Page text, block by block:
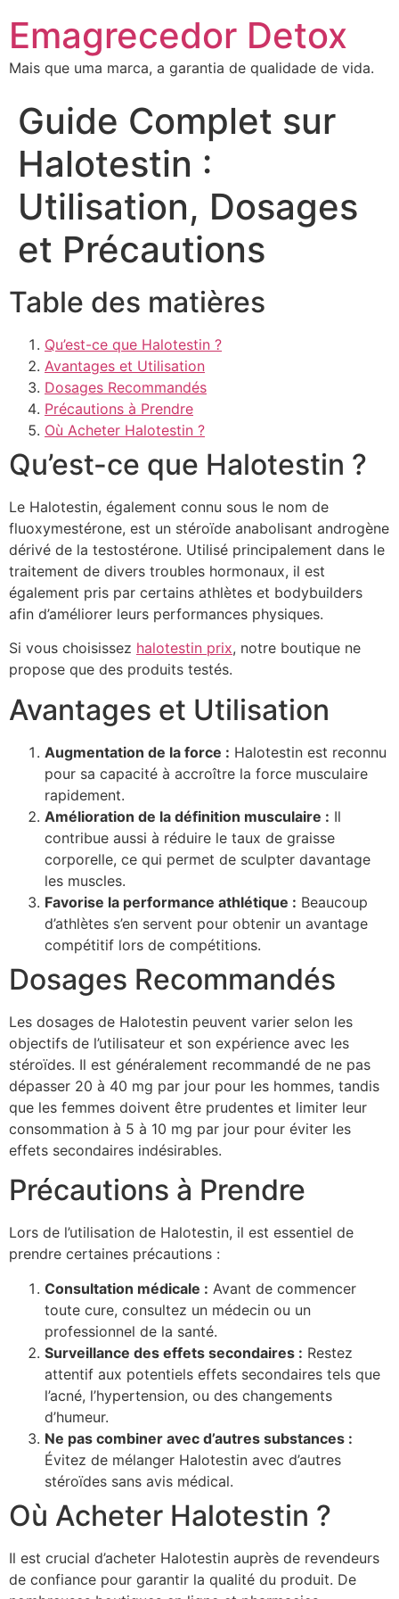
Emagrecedor Detox
Mais que uma marca, a garantia de qualidade de vida.
Guide Complet sur
Halotestin :
Utilisation, Dosages
et Précautions
Table des matières
Qu’est-ce que Halotestin ?
Avantages et Utilisation
Dosages Recommandés
Précautions à Prendre
Où Acheter Halotestin ?
Qu’est-ce que Halotestin ?
Le Halotestin, également connu sous le nom de
fluoxymestérone, est un stéroïde anabolisant androgène
dérivé de la testostérone. Utilisé principalement dans le
traitement de divers troubles hormonaux, il est
également pris par certains athlètes et bodybuilders
afin d’améliorer leurs performances physiques.
Si vous choisissez halotestin prix, notre boutique ne
propose que des produits testés.
Avantages et Utilisation
Augmentation de la force : Halotestin est reconnu
pour sa capacité à accroître la force musculaire
rapidement.
Amélioration de la définition musculaire : Il
contribue aussi à réduire le taux de graisse
corporelle, ce qui permet de sculpter davantage
les muscles.
Favorise la performance athlétique : Beaucoup
d’athlètes s’en servent pour obtenir un avantage
compétitif lors de compétitions.
Dosages Recommandés
Les dosages de Halotestin peuvent varier selon les
objectifs de l’utilisateur et son expérience avec les
stéroïdes. Il est généralement recommandé de ne pas
dépasser 20 à 40 mg par jour pour les hommes, tandis
que les femmes doivent être prudentes et limiter leur
consommation à 5 à 10 mg par jour pour éviter les
effets secondaires indésirables.
Précautions à Prendre
Lors de l’utilisation de Halotestin, il est essentiel de
prendre certaines précautions :
Consultation médicale : Avant de commencer
toute cure, consultez un médecin ou un
professionnel de la santé.
Surveillance des effets secondaires : Restez
attentif aux potentiels effets secondaires tels que
l’acné, l’hypertension, ou des changements
d’humeur.
Ne pas combiner avec d’autres substances :
Évitez de mélanger Halotestin avec d’autres
stéroïdes sans avis médical.
Où Acheter Halotestin ?
Il est crucial d’acheter Halotestin auprès de revendeurs
de confiance pour garantir la qualité du produit. De